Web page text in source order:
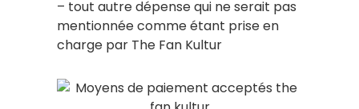
– tout autre dépense qui ne serait pas
mentionnée comme étant prise en
charge par The Fan Kultur